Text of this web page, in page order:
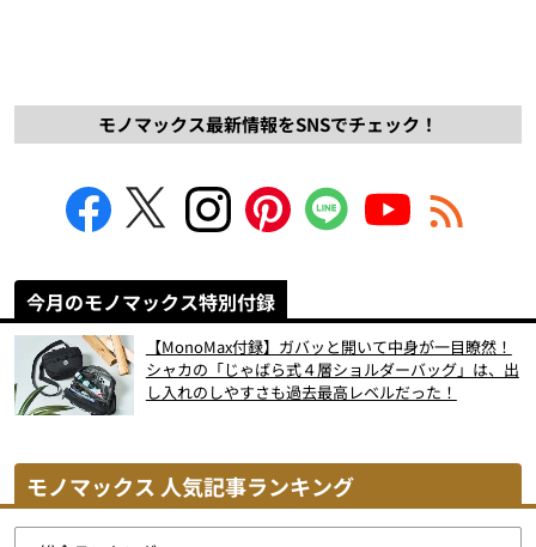
モノマックス最新情報をSNSでチェック！
今月のモノマックス特別付録
【MonoMax付録】ガバッと開いて中身が一目瞭然！
シャカの「じゃばら式４層ショルダーバッグ」は、出
し入れのしやすさも過去最高レベルだった！
モノマックス 人気記事ランキング